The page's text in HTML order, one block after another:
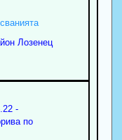
Лозенец
-
по